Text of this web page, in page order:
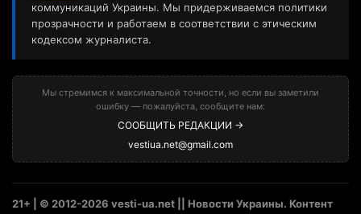
коммуникаций Украины. Мы придерживаемся политики
прозрачности и работаем в соответствии с этическим
кодексом журналиста.
Мы стремимся к максимальной точности, но если вы заметили
ошибку — пожалуйста, сообщите нам:
СООБЩИТЬ РЕДАКЦИИ →
vestiua.net@gmail.com
21+ | © 2012-2026 vesti-ua.net || Новости Украины. Контент